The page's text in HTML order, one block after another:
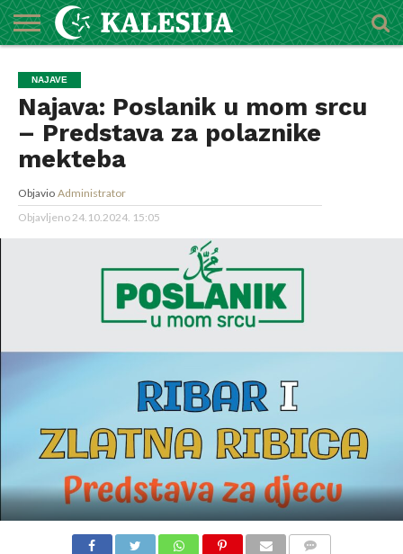
O
MEDŽLISU
DŽEMATI
IMAMI
MEKTEBSKI
CENTAR
VIJESTI
HUTBE
NAJAVE
KALENDAR
KONTAKT
NAJAVE
Najava: Poslanik u mom srcu
– Predstava za polaznike
mekteba
Objavio Administrator
Objavljeno24.10.2024. 15:05